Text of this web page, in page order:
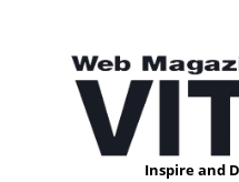
Inspire and